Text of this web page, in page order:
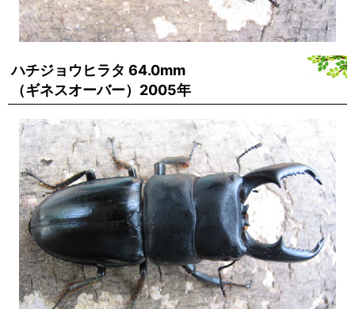
ハチジョウヒラタ 64.0mm
（ギネスオーバー）2005年